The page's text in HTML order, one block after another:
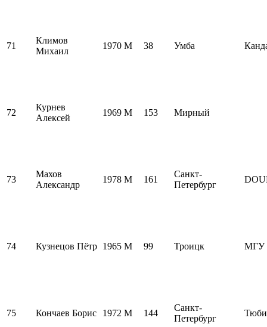
71
Климов
Михаил
1970 M 38 Умба
72
Курнев
Алексей
1969 M 153 Мирный
73
Махов
Александр
1978 M 161
Санкт-
Петербург
74 Кузнецов Пётр 1965 M 99 Троицк МГУ
75 Кончаев Борис 1972 M 144
Санкт-
Петербург